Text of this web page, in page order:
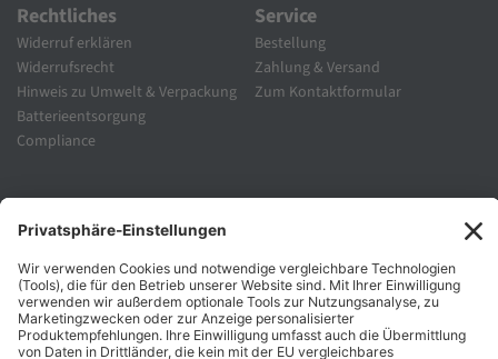
Rechtliches
Widerruf erklären
Widerrufsrecht
Hinweis zu Umwelt & Verpackung
Batterieentsorgung
Compliance
Service
Bestellung
Zahlung & Versand
Zum Kontaktformular
Unternehmen
Zahlungsarten